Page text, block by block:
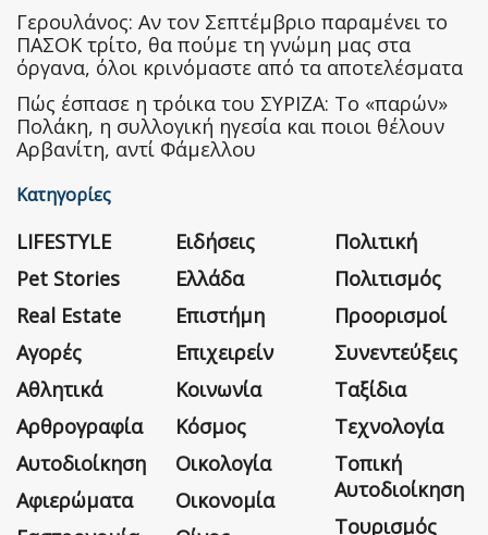
Γερουλάνος: Αν τον Σεπτέμβριο παραμένει το
ΠΑΣΟΚ τρίτο, θα πούμε τη γνώμη μας στα
όργανα, όλοι κρινόμαστε από τα αποτελέσματα
Πώς έσπασε η τρόικα του ΣΥΡΙΖΑ: Το «παρών»
Πολάκη, η συλλογική ηγεσία και ποιοι θέλουν
Αρβανίτη, αντί Φάμελλου
Κατηγορίες
LIFESTYLE
Pet Stories
Real Estate
Αγορές
Αθλητικά
Αρθρογραφία
Αυτοδιοίκηση
Αφιερώματα
Ειδήσεις
Ελλάδα
Επιστήμη
Επιχειρείν
Κοινωνία
Κόσμος
Οικολογία
Οικονομία
Πολιτική
Πολιτισμός
Προορισμοί
Συνεντεύξεις
Ταξίδια
Τεχνολογία
Τοπική
Αυτοδιοίκηση
Τουρισμός